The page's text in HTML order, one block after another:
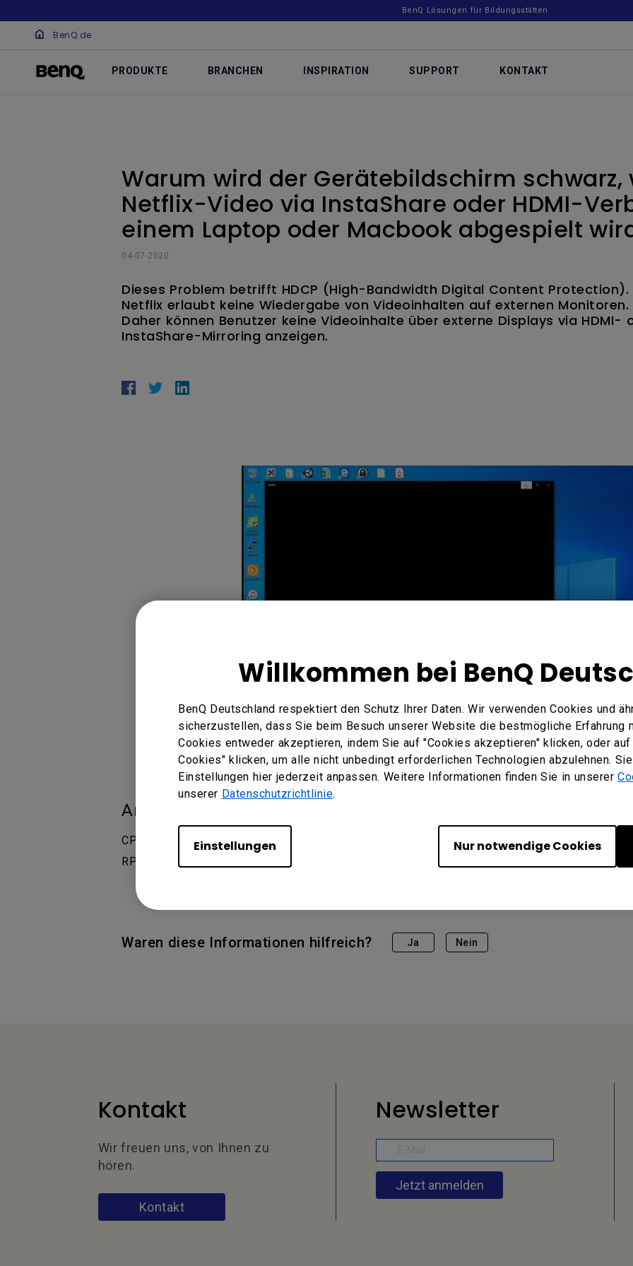
Willkommen bei BenQ
BenQ Deutschland respektiert den Schutz Ihrer Daten. Wir verwenden Cookies und
sicherzustellen, dass Sie beim Besuch unserer Website die bestmögliche Erfahrung
Cookies entweder akzeptieren, indem Sie auf "Cookies akzeptieren" klicken, oder
Cookies" klicken, um alle nicht unbedingt erforderlichen Technologien abzulehnen.
Einstellungen hier jederzeit anpassen. Weitere Informationen finden Sie in unserer
unserer Datenschutzrichtlinie.
Einstellungen Nur notwendige Cookies
BenQ Lösungen für Bildungsstätten
BenQ.de
PRODUKTE BRANCHEN INSPIRATION SUPPORT KONTAKT
Warum wird der Gerätebildschirm schwarz,
Netflix-Video via InstaShare oder HDMI-
einem Laptop oder Macbook abgespielt
04-07-2020
Dieses Problem betrifft HDCP (High-Bandwidth Digital Content Protection).
Netflix erlaubt keine Wiedergabe von Videoinhalten auf externen Monitoren.
Daher können Benutzer keine Videoinhalte über externe Displays via HDMI-
InstaShare-Mirroring anzeigen.
Anwendbare Modelle
CP6501K, CP8601K, RE6501, RE7501, RE8601, RM5502K, RM6502K, RM6502K, RM7502K,
RP7501K, RP7502, RP8601K, RP8602
Waren diese Informationen hilfreich? Ja Nein
Kontakt
Wir freuen uns, von Ihnen zu
hören.
Kontakt
Newsletter
Jetzt anmelden